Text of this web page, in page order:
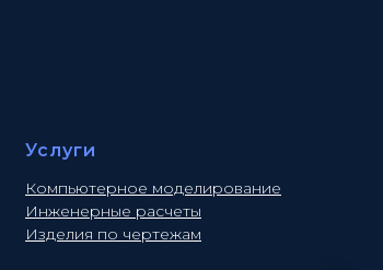
Услуги
Компьютерное моделирование
Инженерные расчеты
Изделия по чертежам